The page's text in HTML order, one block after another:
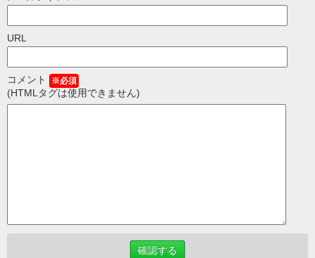
URL
コメント ※必須
(HTMLタグは使用できません)